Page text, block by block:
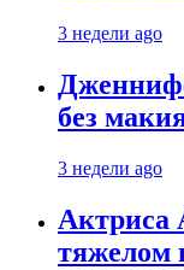
3 недели ago
без
3 недели ago
Актриса
тяжелом